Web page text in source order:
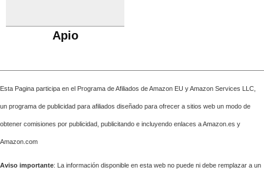
Apio
Esta Pagina participa en el Programa de Afiliados de Amazon EU y Amazon Services LLC,
un programa de publicidad para afiliados diseñado para ofrecer a sitios web un modo de
obtener comisiones por publicidad, publicitando e incluyendo enlaces a Amazon.es y
Amazon.com
Aviso importante: La información disponible en esta web no puede ni debe remplazar a un